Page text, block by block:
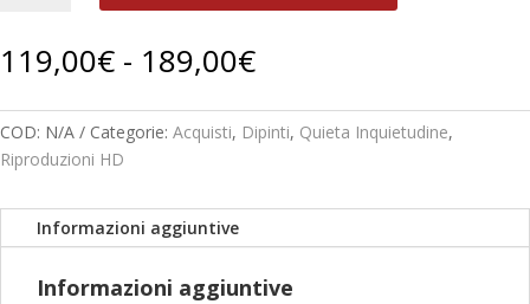
75
119,00€ - 189,00€Fascia
di
prezzo:
da
189,00€
COD: N/A Categorie: Acquisti, Dipinti, Quieta Inquietudine,
Riproduzioni HD
Informazioni aggiuntive
Informazioni aggiuntive